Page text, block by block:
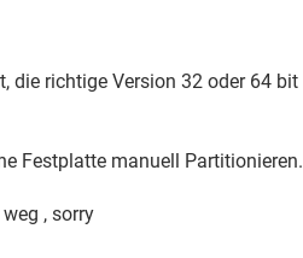
die richtige Version 32 oder 64 bit
Festplatte manuell Partitionieren.
, sorry